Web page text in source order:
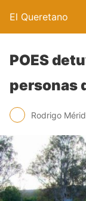
El Queretano
POES
personas
Rodrigo